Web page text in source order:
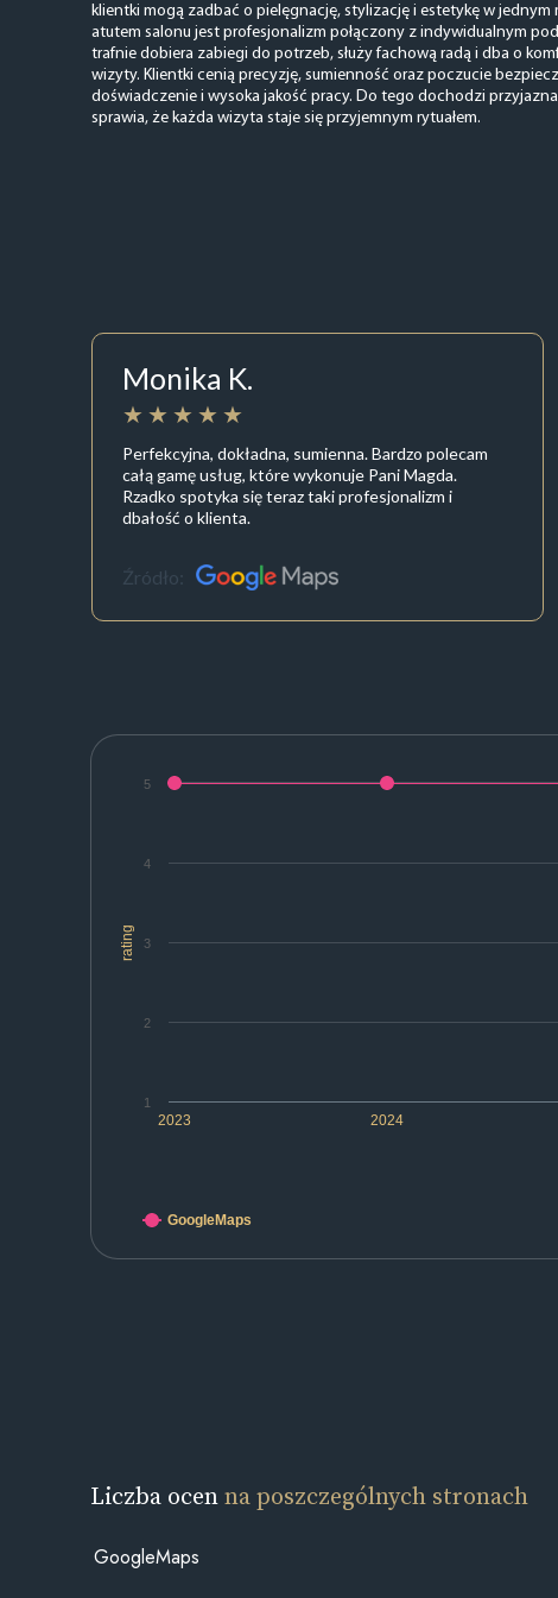
klientki mogą zadbać o pielęgnację, stylizację i estetykę w jednym
atutem salonu jest profesjonalizm połączony z indywidualnym
trafnie dobiera zabiegi do potrzeb, służy fachową radą i dba o
wizyty. Klientki cenią precyzję, sumienność oraz poczucie
doświadczenie i wysoka jakość pracy. Do tego dochodzi
sprawia, że każda wizyta staje się przyjemnym rytuałem.
Monika K.
Perfekcyjna, dokładna, sumienna. Bardzo polecam
całą gamę usług, które wykonuje Pani Magda.
Rzadko spotyka się teraz taki profesjonalizm i
dbałość o klienta.
Źródło:
rating
2023 2024
1
2
3
4
5
GoogleMaps
Liczba ocenna poszczególnych stronach
GoogleMaps